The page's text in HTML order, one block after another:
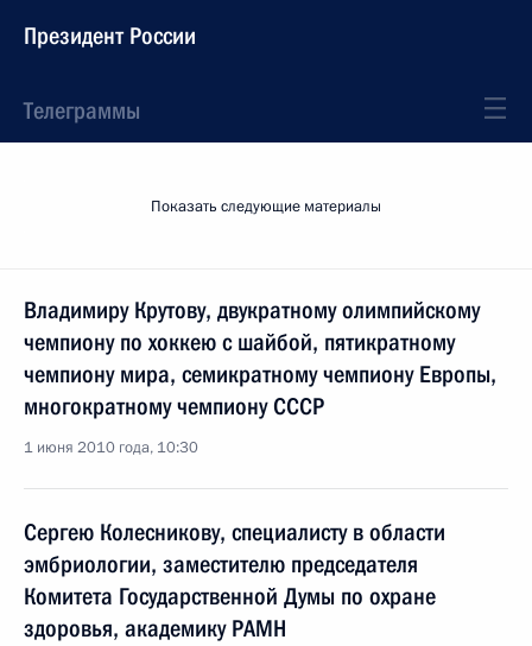
Президент России
Телеграммы
Показать следующие материалы
Владимиру Крутову, двукратному олимпийскому
чемпиону по хоккею с шайбой, пятикратному
чемпиону мира, семикратному чемпиону Европы,
многократному чемпиону СССР
1 июня 2010 года, 10:30
Сергею Колесникову, специалисту в области
эмбриологии, заместителю председателя
Комитета Государственной Думы по охране
здоровья, академику РАМН